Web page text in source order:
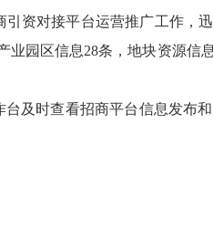
对接平台运营推广工作，
园区信息28条，地块资源信
时查看招商平台信息发布